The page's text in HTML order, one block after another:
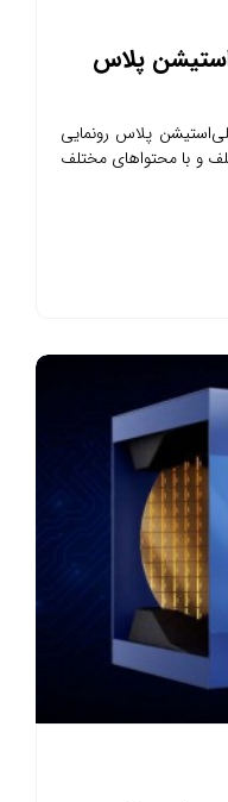
پلاس
پلاس رونمایی
و با محتواهای مختلف